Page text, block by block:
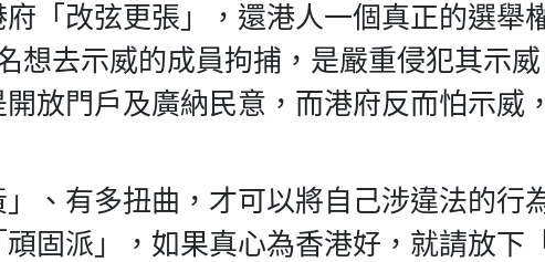
「改弦更張」，還港人一個真正的選舉
想去示威的成員拘捕，是嚴重侵犯其示
放門戶及廣納民意，而港府反而怕示威
、有多扭曲，才可以將自己涉違法的行
固派」，如果真心為香港好，就請放下